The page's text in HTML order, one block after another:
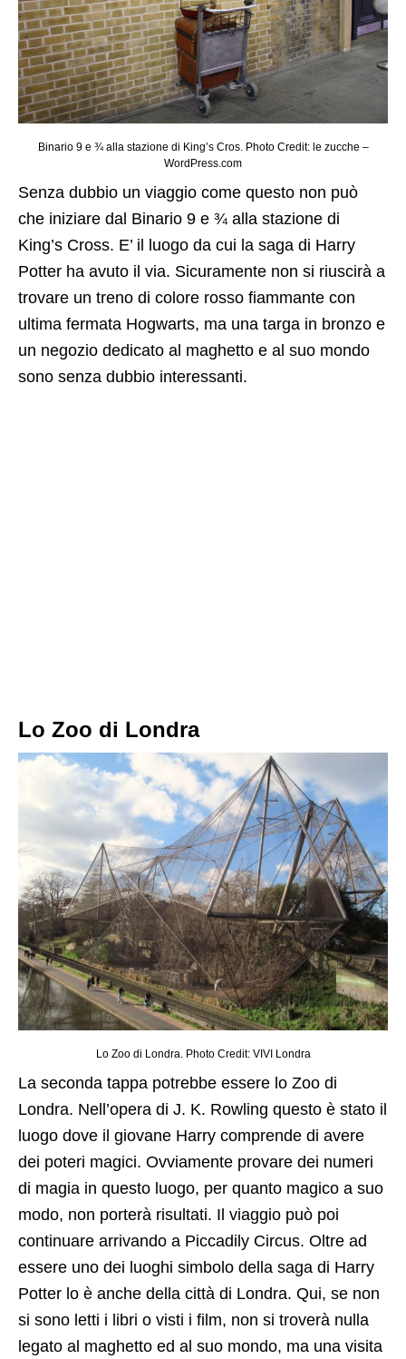
Binario 9 e ¾ alla stazione di King’s Cros. Photo Credit: le zucche –
WordPress.com
Senza dubbio un viaggio come questo non può
che iniziare dal Binario 9 e ¾ alla stazione di
King’s Cross. E’ il luogo da cui la saga di Harry
Potter ha avuto il via. Sicuramente non si riuscirà a
trovare un treno di colore rosso fiammante con
ultima fermata Hogwarts, ma una targa in bronzo e
un negozio dedicato al maghetto e al suo mondo
sono senza dubbio interessanti.
Lo Zoo di Londra
Lo Zoo di Londra. Photo Credit: VIVI Londra
La seconda tappa potrebbe essere lo Zoo di
Londra. Nell’opera di J. K. Rowling questo è stato il
luogo dove il giovane Harry comprende di avere
dei poteri magici. Ovviamente provare dei numeri
di magia in questo luogo, per quanto magico a suo
modo, non porterà risultati. Il viaggio può poi
continuare arrivando a Piccadily Circus. Oltre ad
essere uno dei luoghi simbolo della saga di Harry
Potter lo è anche della città di Londra. Qui, se non
si sono letti i libri o visti i film, non si troverà nulla
legato al maghetto ed al suo mondo, ma una visita